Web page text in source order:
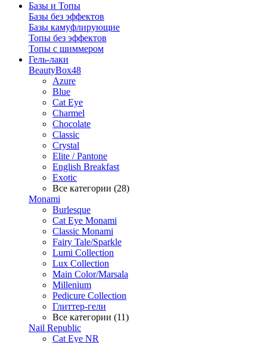
Базы и Топы
Базы без эффектов
Базы камуфлирующие
Топы без эффектов
Топы с шиммером
Гель-лаки
BeautyBox48
Azure
Blue
Cat Eye
Charmel
Chocolate
Classic
Crystal
Elite / Pantone
English Breakfast
Exotic
Все категории (28)
Monami
Burlesque
Cat Eye Monami
Classic Monami
Fairy Tale/Sparkle
Lumi Collection
Lux Collection
Main Color/Marsala
Millenium
Pedicure Collection
Глиттер-гели
Все категории (11)
Nail Republic
Cat Eye NR